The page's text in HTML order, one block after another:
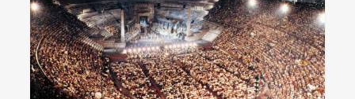
palcoscenico
di
grandi
talenti